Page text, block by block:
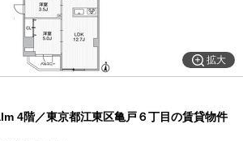
通勤通学時間から
物件特集から
不動産会社から
拡大
4階／東京都江東区亀戸６丁目の賃貸物件